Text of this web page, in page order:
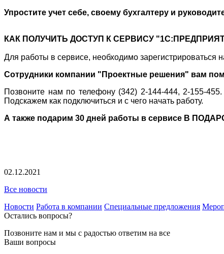
Упростите учет себе, своему бухгалтеру и
КАК ПОЛУЧИТЬ ДОСТУП К СЕРВИСУ
Для работы в сервисе, необходимо зарегистрироваться
Сотрудники компании "Проектные решения" вам
Позвоните нам по телефону (342) 2-144-444, 2-155-
Подскажем как подключиться и с чего начать работу.
А также подарим 30 дней работы в сервисе В
02.12.2021
Все новости
Новости Работа в компании Специальные предложения
Остались вопросы?
Позвоните нам и мы с радостью ответим на все
Ваши вопросы